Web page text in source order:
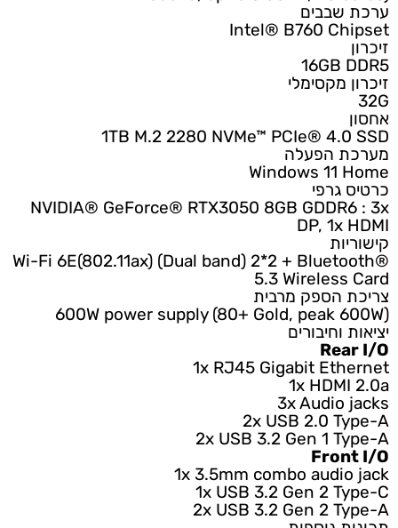
ערכת שבבים
Intel® B760 Chipset
זיכרון
16GB DDR5
זיכרון מקסימלי
32G
אחסון
1TB M.2 2280 NVMe™ PCIe® 4.0 SSD
מערכת הפעלה
Windows 11 Home
כרטיס גרפי
NVIDIA® GeForce® RTX3050 8GB GDDR6 : 3x
DP, 1x HDMI
קישוריות
Wi-Fi 6E(802.11ax) (Dual band) 2*2 + Bluetooth®
5.3 Wireless Card
צריכת הספק מרבית
600W power supply (80+ Gold, peak 600W)
יציאות וחיבורים
Rear I/O
1x RJ45 Gigabit Ethernet
1x HDMI 2.0a
3x Audio jacks
2x USB 2.0 Type-A
2x USB 3.2 Gen 1 Type-A
Front I/O
1x 3.5mm combo audio jack
1x USB 3.2 Gen 2 Type-C
2x USB 3.2 Gen 2 Type-A